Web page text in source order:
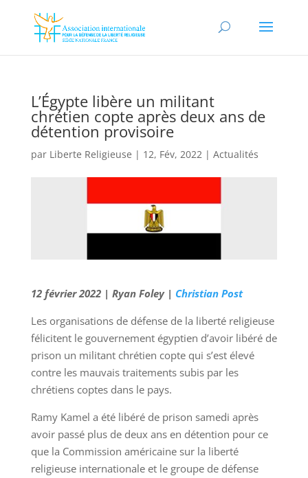
L’Égypte libère un militant
chrétien copte après deux ans de
détention provisoire
par Liberte Religieuse | 12, Fév, 2022| Actualités
12 février 2022 | Ryan Foley | Christian Post
Les organisations de défense de la liberté religieuse
félicitent le gouvernement égyptien d’avoir libéré de
prison un militant chrétien copte qui s’est élevé
contre les mauvais traitements subis par les
chrétiens coptes dans le pays.
Ramy Kamel a été libéré de prison samedi après
avoir passé plus de deux ans en détention pour ce
que la Commission américaine sur la liberté
religieuse internationale et le groupe de défense